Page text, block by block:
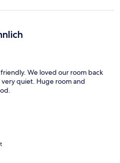
We loved our room back
quiet. Huge room and